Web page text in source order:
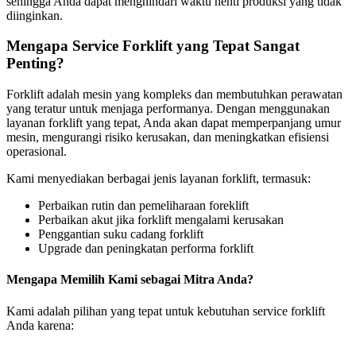
diinginkan.
Mengapa Service Forklift yang Tepat Sangat
Penting?
Forklift adalah mesin yang kompleks dan membutuhkan perawatan
yang teratur untuk menjaga performanya. Dengan menggunakan
layanan forklift yang tepat, Anda akan dapat memperpanjang umur
mesin, mengurangi risiko kerusakan, dan meningkatkan efisiensi
operasional.
Kami menyediakan berbagai jenis layanan forklift, termasuk:
Perbaikan rutin dan pemeliharaan foreklift
Perbaikan akut jika forklift mengalami kerusakan
Penggantian suku cadang forklift
Upgrade dan peningkatan performa forklift
Mengapa Memilih Kami sebagai Mitra Anda?
Kami adalah pilihan yang tepat untuk kebutuhan service forklift
Anda karena: